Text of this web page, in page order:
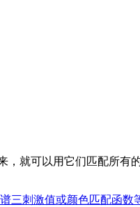
就可以用它们匹配所有的
三刺激值或颜色匹配函数